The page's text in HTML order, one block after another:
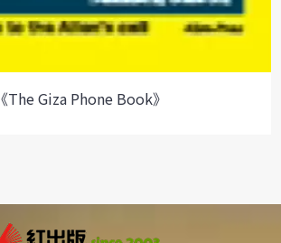
《The Giza Phone Book》